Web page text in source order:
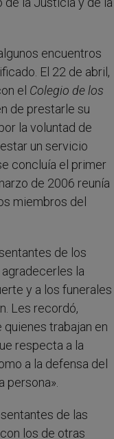
encuentros
El 22 de abril,
el Colegio de los
de prestarle su
la voluntad de
un servicio
concluía el primer
de 2006 reunía
miembros del
de los
la
y a los funerales
Les recordó,
trabajan en
respecta a la
a la defensa del
persona».
de las
los de otras